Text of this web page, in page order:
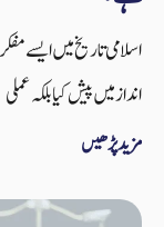
اسلامی تاریخ میں
انداز میں پیش کیا بلکہ عملی
مزید پڑھیں